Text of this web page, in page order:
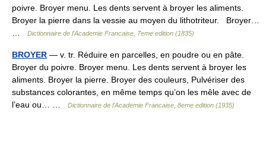
poivre. Broyer menu. Les dents servent à broyer les aliments.
Broyer la pierre dans la vessie au moyen du lithotriteur. Broyer…
…
Dictionnaire de l'Academie Francaise, 7eme edition (1835)
BROYER — v. tr. Réduire en parcelles, en poudre ou en pâte.
Broyer du poivre. Broyer menu. Les dents servent à broyer les
aliments. Broyer la pierre. Broyer des couleurs, Pulvériser des
substances colorantes, en même temps qu’on les mêle avec de
l’eau ou… …
Dictionnaire de l'Academie Francaise, 8eme edition (1935)